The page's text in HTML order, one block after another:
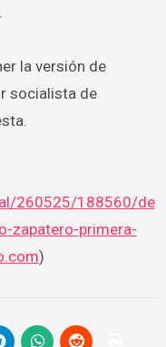
la versión de
socialista de
260525/188560/de
zapatero-primera-
)